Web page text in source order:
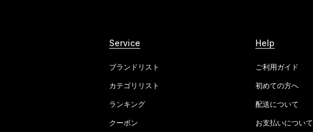
Service
ブランドリスト
カテゴリリスト
ランキング
クーポン
Help
ご利用ガイド
初めての方へ
配送について
お支払いについて